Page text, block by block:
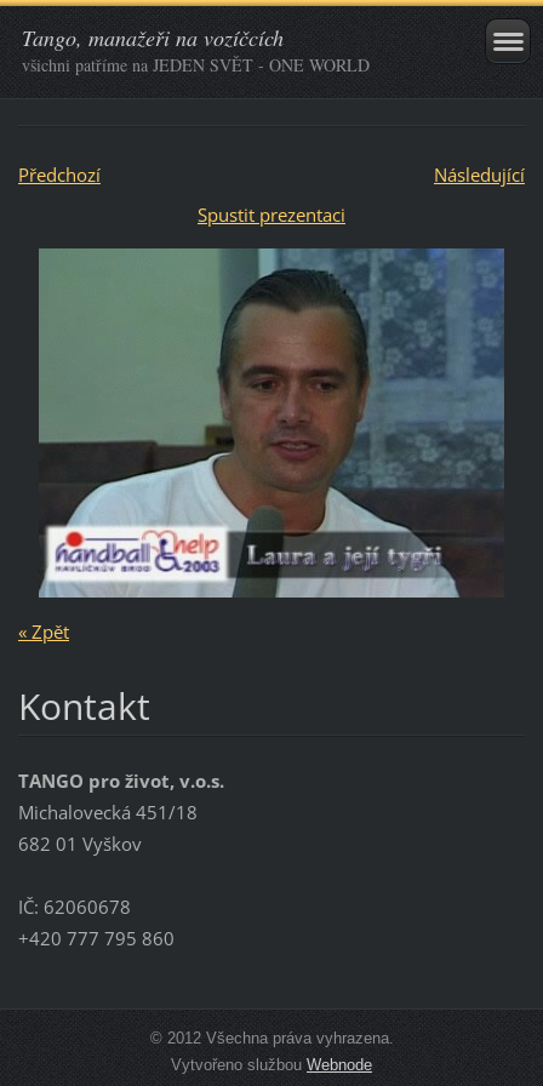
Tango, manažeři na vozíčcích
všichni patříme na JEDEN SVĚT - ONE WORLD
Předchozí
Následující
Spustit prezentaci
« Zpět
Kontakt
TANGO pro život, v.o.s.
Michalovecká 451/18
682 01 Vyškov
IČ: 62060678
+420 777 795 860
© 2012 Všechna práva vyhrazena.
Vytvořeno službou Webnode